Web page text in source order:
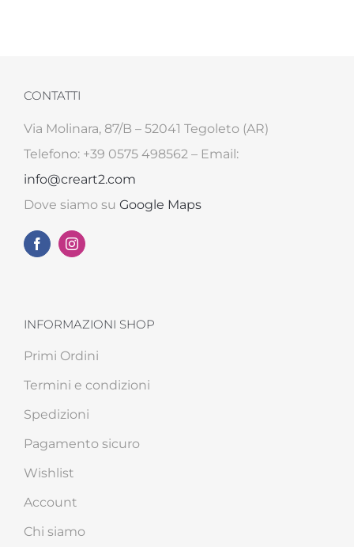
CONTATTI
Via Molinara, 87/B – 52041 Tegoleto (AR)
Telefono: +39 0575 498562 – Email:
info@creart2.com
Dove siamo su Google Maps
INFORMAZIONI SHOP
Primi Ordini
Termini e condizioni
Spedizioni
Pagamento sicuro
Wishlist
Account
Chi siamo